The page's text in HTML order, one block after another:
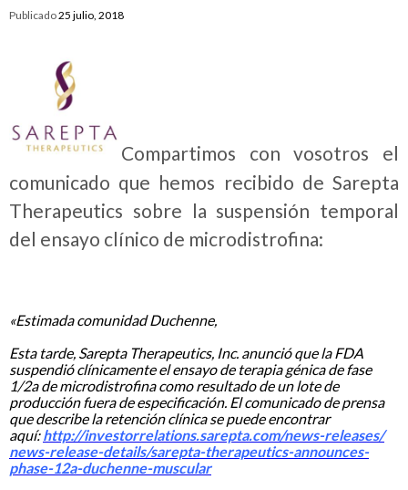
Publicado25 julio, 2018
Compartimos con vosotros el
comunicado que hemos recibido de Sarepta
Therapeutics sobre la suspensión temporal
del ensayo clínico de microdistrofina:
«Estimada comunidad Duchenne,
Esta tarde, Sarepta Therapeutics, Inc. anunció que la FDA
suspendió clínicamente el ensayo de terapia génica de fase
1/2a de microdistrofina como resultado de un lote de
producción fuera de especificación. El comunicado de prensa
que describe la retención clínica se puede encontrar
aquí:http://investorrelations.sarepta.com/news-releases/
news-release-details/sarepta-therapeutics-announces-
phase-12a-duchenne-muscular